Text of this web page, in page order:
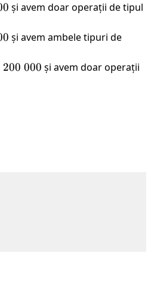
și avem doar operații de tipul
și avem ambele tipuri de
200 000 și avem doar operații